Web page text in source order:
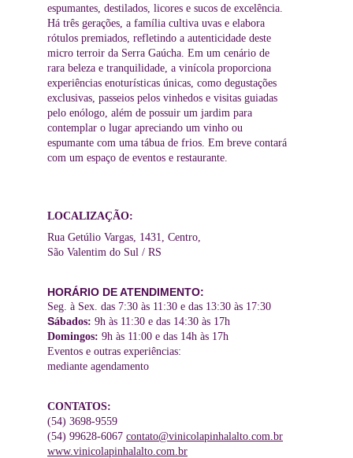
LOCALIZAÇÃO:
Rua Getúlio Vargas, 1431, Centro,
São Valentim do Sul / RS
HORÁRIO DE ATENDIMENTO:
Seg. à Sex. das 7:30 às 11:30 e das 13:30 às 17:30
Sábados: 9h às 11:30 e das 14:30 às 17h
Domingos: 9h às 11:00 e das 14h às 17h
Eventos e outras experiências:
mediante agendamento
CONTATOS:
(54) 3698-9559
(54) 99628-6067 contato@vinicolapinhalalto.com.br
www.vinicolapinhalalto.com.br
espumantes, destilados, licores e sucos de excelência.
Há três gerações, a família cultiva uvas e elabora
rótulos premiados, refletindo a autenticidade deste
micro terroir da Serra Gaúcha. Em um cenário de
rara beleza e tranquilidade, a vinícola proporciona
experiências enoturísticas únicas, como degustações
exclusivas, passeios pelos vinhedos e visitas guiadas
pelo enólogo, além de possuir um jardim para
contemplar o lugar apreciando um vinho ou
espumante com uma tábua de frios. Em breve contará
com um espaço de eventos e restaurante.